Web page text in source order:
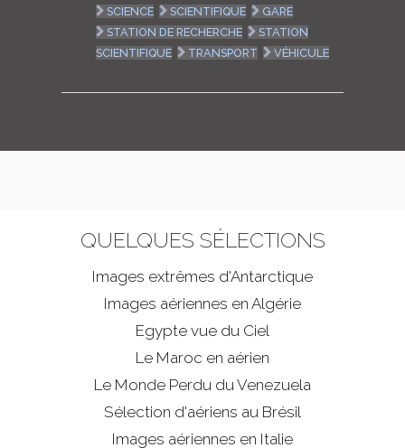
SCIENCE
SCIENTIFIQUE
GARE
STATION DE RECHERCHE
STATION
SCIENTIFIQUE
TRANSPORT VÉHICULE
QUELQUES SÉLECTIONS
Images extrêmes d'Antarctique
Images aériennes en Algérie
Egypte vue du Ciel
Le Maroc en aérien
Le Monde Perdu du Venezuela
Sélection d'aériens au Brésil
Images aériennes en Italie